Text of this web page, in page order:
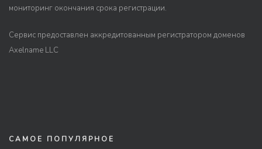
мониторинг окончания срока регистрации.
Сервис предоставлен аккредитованным регистратором доменов
Axelname LLC
САМОЕ ПОПУЛЯРНОЕ